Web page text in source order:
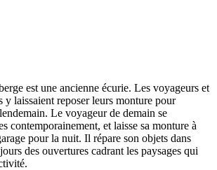
est une ancienne écurie. Les voyageurs et
y laissaient reposer leurs monture pour
Le voyageur de demain se
contemporainement, et laisse sa monture à
pour la nuit. Il répare son objets dans
des ouvertures cadrant les paysages qui